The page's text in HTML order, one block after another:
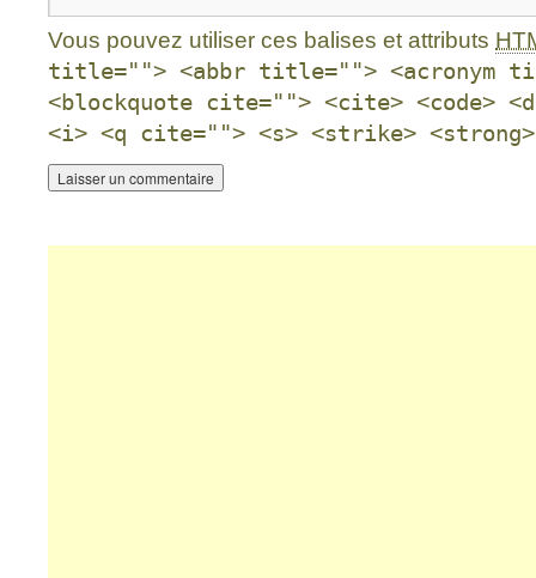
Vous pouvez utiliser ces balises et attributs
title=""> <abbr title=""> <acronym
<blockquote cite=""> <cite> <code>
<i> <q cite=""> <s> <strike> <strong>